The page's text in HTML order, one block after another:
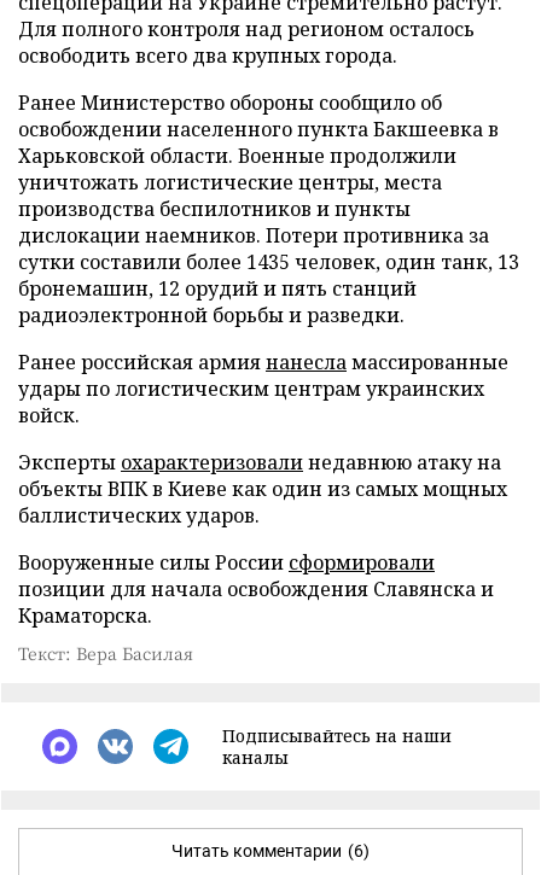
Для полного контроля над регионом осталось
освободить всего два крупных города.
Ранее Министерство обороны сообщило об
освобождении населенного пункта Бакшеевка в
Харьковской области. Военные продолжили
уничтожать логистические центры, места
производства беспилотников и пункты
дислокации наемников. Потери противника за
сутки составили более 1435 человек, один танк, 13
бронемашин, 12 орудий и пять станций
радиоэлектронной борьбы и разведки.
Ранее российская армиянанесламассированные
удары по логистическим центрам украинских
войск.
Эксперты охарактеризовалинедавнюю атаку на
объекты ВПК в Киеве как один из самых мощных
баллистических ударов.
Вооруженные силы России сформировали
позиции для начала освобождения Славянска и
Краматорска.
Текст: Вера Басилая
Подписывайтесь на наши
каналы
Читать комментарии (6)